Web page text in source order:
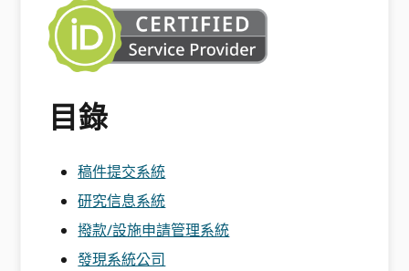
目錄
稿件提交系統
研究信息系統
撥款/設施申請管理系統
發現系統公司